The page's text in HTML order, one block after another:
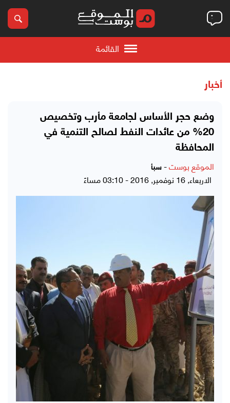
القائمة
أخبار
وضع حجر الأساس لجامعة مأرب وتخصيص
20% من عائدات النفط لصالح التنمية في
المحافظة
الموقع بوست- سبأ
الاربعاء, 16 نوفمبر, 2016 - 03:10 مساءً